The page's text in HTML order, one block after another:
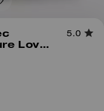
Loved
5.0